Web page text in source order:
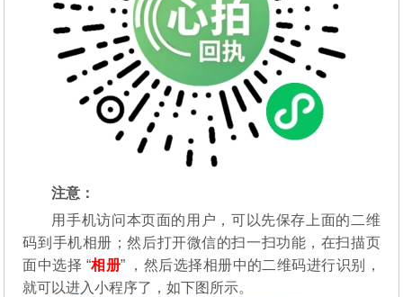
注意：
用手机访问本页面的用户，可以先保存上面的二维
码到手机相册；然后打开微信的扫一扫功能，在扫描页
面中选择 “相册” ，然后选择相册中的二维码进行识别，
就可以进入小程序了，如下图所示。